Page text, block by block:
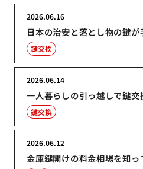
日本の治安と落とし物の鍵が
2026.06.16
鍵交換
一人暮らしの引っ越しで鍵
2026.06.14
鍵交換
金庫鍵開けの料金相場を知
2026.06.12